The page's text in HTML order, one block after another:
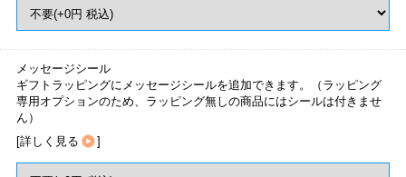
メッセージシール
ギフトラッピングにメッセージシールを追加できます。（ラッピング
専用オプションのため、ラッピング無しの商品にはシールは付きませ
ん）
[詳しく見る ]